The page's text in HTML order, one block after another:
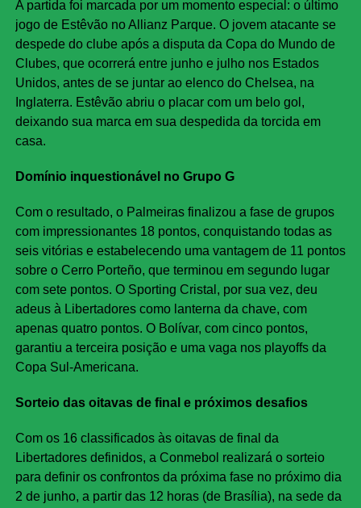
A partida foi marcada por um momento especial: o último
jogo de Estêvão no Allianz Parque. O jovem atacante se
despede do clube após a disputa da Copa do Mundo de
Clubes, que ocorrerá entre junho e julho nos Estados
Unidos, antes de se juntar ao elenco do Chelsea, na
Inglaterra. Estêvão abriu o placar com um belo gol,
deixando sua marca em sua despedida da torcida em
casa.
Domínio inquestionável no Grupo G
Com o resultado, o Palmeiras finalizou a fase de grupos
com impressionantes 18 pontos, conquistando todas as
seis vitórias e estabelecendo uma vantagem de 11 pontos
sobre o Cerro Porteño, que terminou em segundo lugar
com sete pontos. O Sporting Cristal, por sua vez, deu
adeus à Libertadores como lanterna da chave, com
apenas quatro pontos. O Bolívar, com cinco pontos,
garantiu a terceira posição e uma vaga nos playoffs da
Copa Sul-Americana.
Sorteio das oitavas de final e próximos desafios
Com os 16 classificados às oitavas de final da
Libertadores definidos, a Conmebol realizará o sorteio
para definir os confrontos da próxima fase no próximo dia
2 de junho, a partir das 12 horas (de Brasília), na sede da